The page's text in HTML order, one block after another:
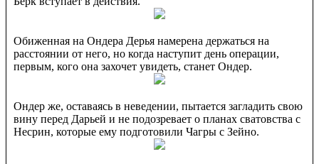
Обиженная на Ондера Дерья намерена держаться на
расстоянии от него, но когда наступит день операции,
первым, кого она захочет увидеть, станет Ондер.
Ондер же, оставаясь в неведении, пытается загладить свою
вину перед Дарьей и не подозревает о планах сватовства с
Несрин, которые ему подготовили Чагры с Зейно.